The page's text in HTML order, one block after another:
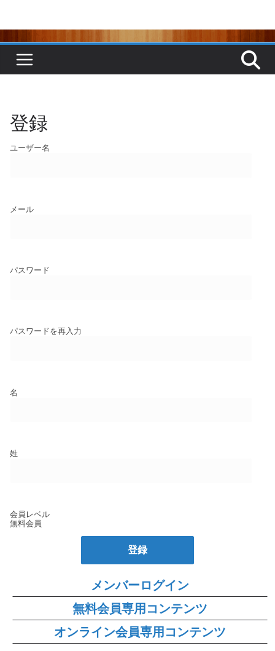
ン
ツ
登録
ユーザー名
メール
パスワード
パスワードを再入力
名
姓
会員レベル
無料会員
登録
メンバーログイン
無料会員専用コンテンツ
オンライン会員専用コンテンツ